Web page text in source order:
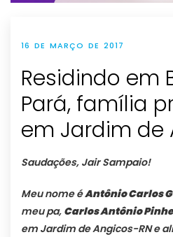
16 DE MARÇO DE 2017
Residindo em
Pará, família
em Jardim de
Saudações, Jair Sampaio!
Meu nome éAntônio Carlos
meu pa, Carlos Antônio
em Jardim de Angicos-RN e